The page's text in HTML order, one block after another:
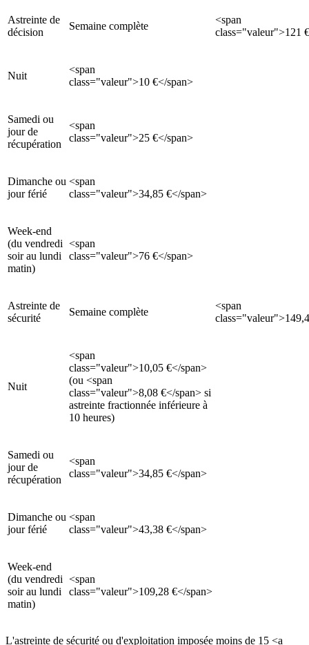
Astreinte de
décision
Semaine complète
<span
class="valeur">121
Nuit
<span
class="valeur">10 €</span>
Samedi ou
jour de
récupération
<span
class="valeur">25 €</span>
Dimanche ou
jour férié
<span
class="valeur">34,85 €</span>
Week-end
(du vendredi
soir au lundi
matin)
<span
class="valeur">76 €</span>
Astreinte de
sécurité
Semaine complète
<span
Nuit
<span
class="valeur">10,05 €</span>
(ou <span
class="valeur">8,08 €</span> si
astreinte fractionnée inférieure à
10 heures)
Samedi ou
jour de
récupération
<span
class="valeur">34,85 €</span>
Dimanche ou
jour férié
<span
class="valeur">43,38 €</span>
Week-end
(du vendredi
soir au lundi
matin)
<span
class="valeur">109,28 €</span>
L'astreinte de sécurité ou d'exploitation imposée moins de 15 <a